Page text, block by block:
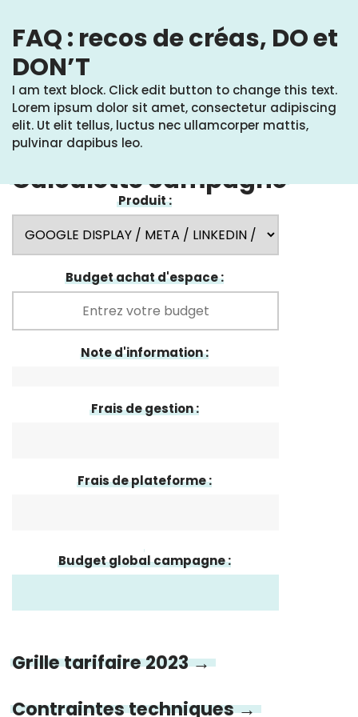
Calculette campagne
Produit :
Budget achat d'espace :
Note d'information :
Frais de gestion :
Frais de plateforme :
Budget global campagne :
Grille tarifaire 2023 →
Contraintes techniques →
FAQ : recos de créas, DO et
DON’T
I am text block. Click edit button to change this text.
Lorem ipsum dolor sit amet, consectetur adipiscing
elit. Ut elit tellus, luctus nec ullamcorper mattis,
pulvinar dapibus leo.